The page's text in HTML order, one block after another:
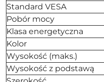
Standard VESA
Pobór mocy
Klasa energetyczna
Kolor
Wysokość (maks.)
Wysokość z podstawą